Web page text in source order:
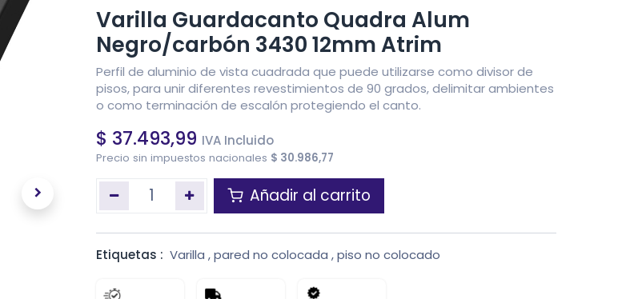
Varilla Guardacanto Quadra Alum
Negro/carbón 3430 12mm Atrim
Perfil de aluminio de vista cuadrada que puede utilizarse como divisor de
pisos, para unir diferentes revestimientos de 90 grados, delimitar ambientes
o como terminación de escalón protegiendo el canto.
$ 37.493,99 IVA Incluido
Precio sin impuestos nacionales $ 30.986,77
Añadir al carrito
Etiquetas : Varilla ,pared no colocada ,piso no colocado